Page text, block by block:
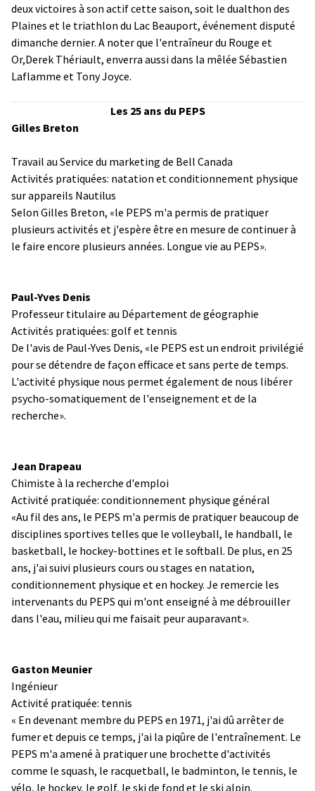
deux victoires à son actif cette saison, soit le dualthon des
Plaines et le triathlon du Lac Beauport, événement disputé
dimanche dernier. A noter que l'entraîneur du Rouge et
Or,Derek Thériault, enverra aussi dans la mêlée Sébastien
Laflamme et Tony Joyce.
Les 25 ans du PEPS
Gilles Breton
Travail au Service du marketing de Bell Canada
Activités pratiquées: natation et conditionnement physique
sur appareils Nautilus
Selon Gilles Breton, «le PEPS m'a permis de pratiquer
plusieurs activités et j'espère être en mesure de continuer à
le faire encore plusieurs années. Longue vie au PEPS».
Paul-Yves Denis
Professeur titulaire au Département de géographie
Activités pratiquées: golf et tennis
De l'avis de Paul-Yves Denis, «le PEPS est un endroit privilégié
pour se détendre de façon efficace et sans perte de temps.
L'activité physique nous permet également de nous libérer
psycho-somatiquement de l'enseignement et de la
recherche».
Jean Drapeau
Chimiste à la recherche d'emploi
Activité pratiquée: conditionnement physique général
«Au fil des ans, le PEPS m'a permis de pratiquer beaucoup de
disciplines sportives telles que le volleyball, le handball, le
basketball, le hockey-bottines et le softball. De plus, en 25
ans, j'ai suivi plusieurs cours ou stages en natation,
conditionnement physique et en hockey. Je remercie les
intervenants du PEPS qui m'ont enseigné à me débrouiller
dans l'eau, milieu qui me faisait peur auparavant».
Gaston Meunier
Ingénieur
Activité pratiquée: tennis
« En devenant membre du PEPS en 1971, j'ai dû arrêter de
fumer et depuis ce temps, j'ai la piqûre de l'entraînement. Le
PEPS m'a amené à pratiquer une brochette d'activités
comme le squash, le racquetball, le badminton, le tennis, le
vélo, le hockey, le golf, le ski de fond et le ski alpin.